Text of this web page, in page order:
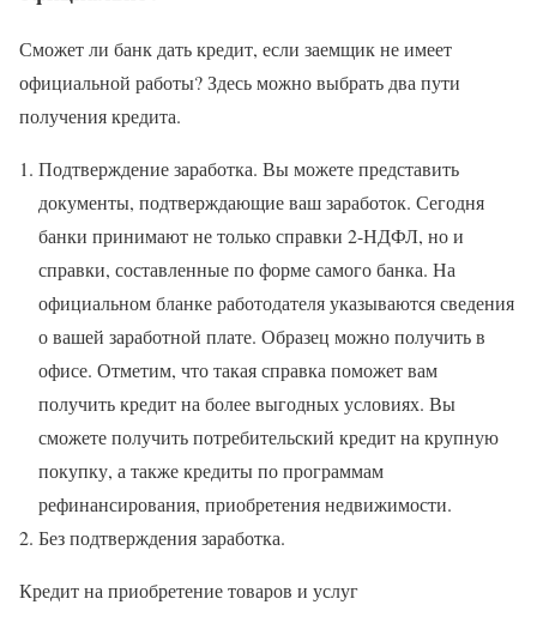
Сможет ли банк дать кредит, если заемщик не имеет
официальной работы? Здесь можно выбрать два пути
получения кредита.
Подтверждение заработка. Вы можете представить
документы, подтверждающие ваш заработок. Сегодня
банки принимают не только справки 2-НДФЛ, но и
справки, составленные по форме самого банка. На
официальном бланке работодателя указываются сведения
о вашей заработной плате. Образец можно получить в
офисе. Отметим, что такая справка поможет вам
получить кредит на более выгодных условиях. Вы
сможете получить потребительский кредит на крупную
покупку, а также кредиты по программам
рефинансирования, приобретения недвижимости.
Без подтверждения заработка.
Кредит на приобретение товаров и услуг